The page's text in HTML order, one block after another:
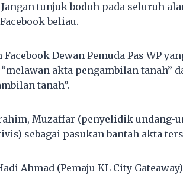
tunjuk bodoh pada seluruh
beliau.
Dewan Pemuda Pas WP
akta pengambilan tanah”
tanah”.
Muzaffar (penyelidik undang-
sebagai pasukan bantah akta
Ahmad (Pemaju KL City